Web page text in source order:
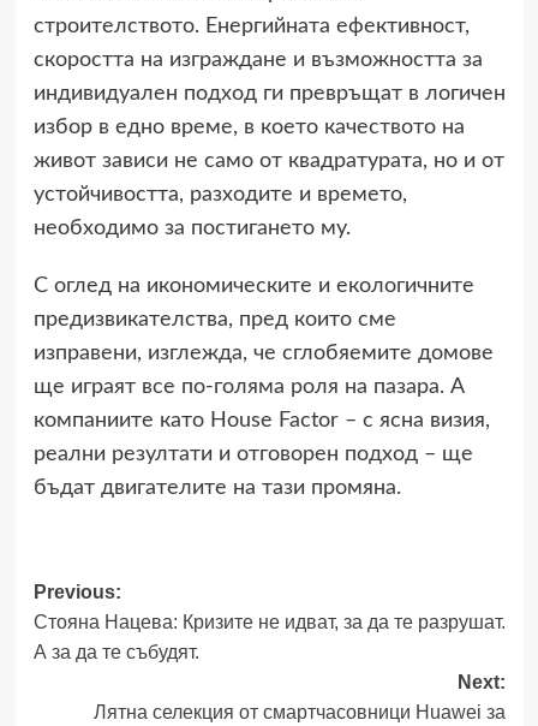
строителството. Енергийната ефективност,
скоростта на изграждане и възможността за
индивидуален подход ги превръщат в логичен
избор в едно време, в което качеството на
живот зависи не само от квадратурата, но и от
устойчивостта, разходите и времето,
необходимо за постигането му.
С оглед на икономическите и екологичните
предизвикателства, пред които сме
изправени, изглежда, че сглобяемите домове
ще играят все по-голяма роля на пазара. А
компаниите като House Factor – с ясна визия,
реални резултати и отговорен подход – ще
бъдат двигателите на тази промяна.
Post
navigation
Previous:
Стояна Нацева: Кризите не идват, за да те разрушат.
А за да те събудят.
Next:
Лятна селекция от смартчасовници Huawei за